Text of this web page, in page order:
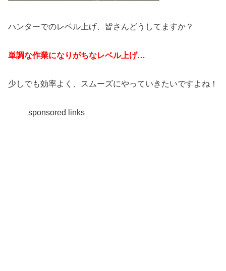
ハンターでのレベル上げ、皆さんどうしてますか？
単調な作業になりがちなレベル上げ…
少しでも効率よく、スムーズにやっていきたいですよね！
sponsored links